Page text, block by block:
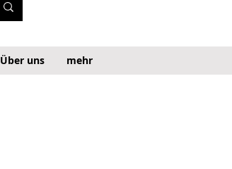
Über uns mehr